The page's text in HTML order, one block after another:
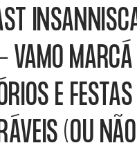
MARCÁ
E FESTAS
(OU